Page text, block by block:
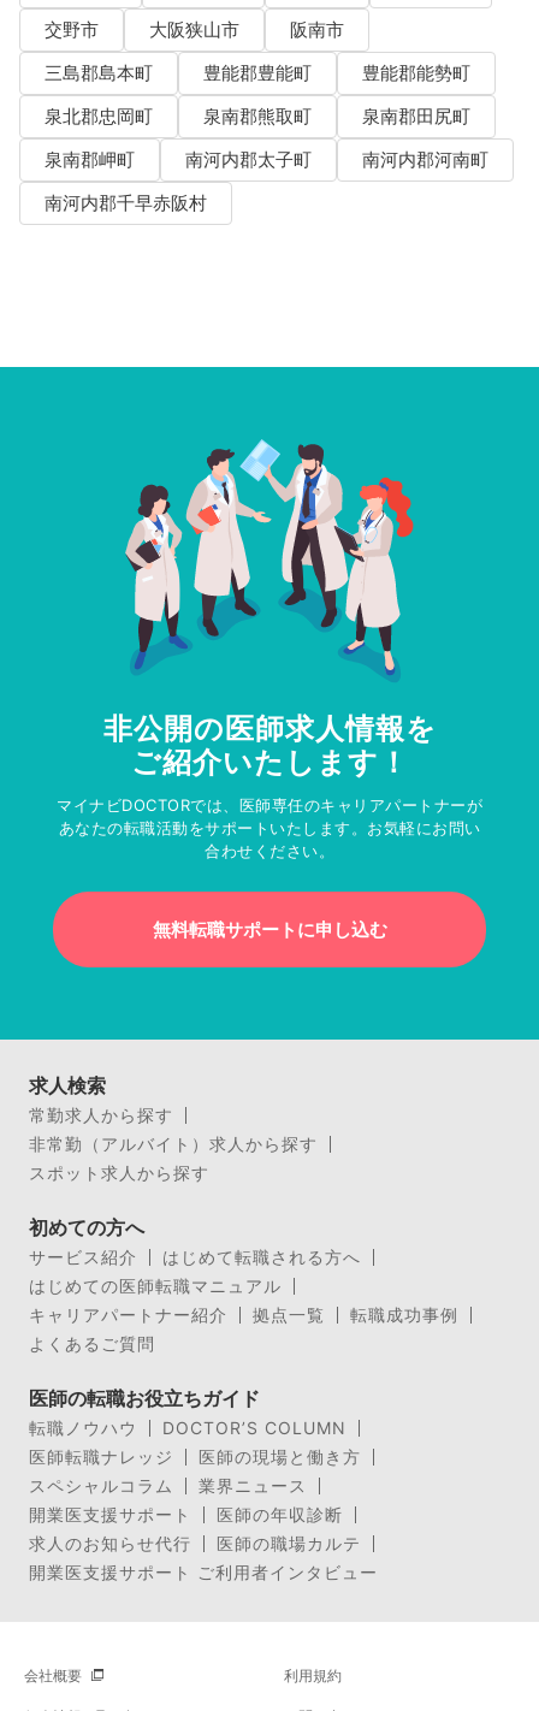
交野市
大阪狭山市
阪南市
三島郡島本町
豊能郡豊能町
豊能郡能勢町
泉北郡忠岡町
泉南郡熊取町
泉南郡田尻町
泉南郡岬町
南河内郡太子町
南河内郡河南町
南河内郡千早赤阪村
非公開の医師求人情報を
ご紹介いたします！
マイナビDOCTORでは、医師専任のキャリアパートナーが
あなたの転職活動をサポートいたします。お気軽にお問い
合わせください。
無料転職サポートに申し込む
求人検索
常勤求人から探す
非常勤（アルバイト）求人から探す
スポット求人から探す
初めての方へ
サービス紹介
はじめて転職される方へ
はじめての医師転職マニュアル
キャリアパートナー紹介
拠点一覧
転職成功事例
よくあるご質問
医師の転職お役立ちガイド
転職ノウハウ
DOCTOR’S COLUMN
医師転職ナレッジ
医師の現場と働き方
スペシャルコラム
業界ニュース
開業医支援サポート
医師の年収診断
求人のお知らせ代行
医師の職場カルテ
開業医支援サポート ご利用者インタビュー
会社概要 利用規約